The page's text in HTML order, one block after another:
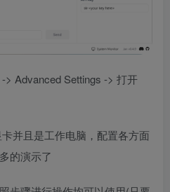
Advanced Settings -> 打开
并且是工作电脑，配置各方面
的演示了